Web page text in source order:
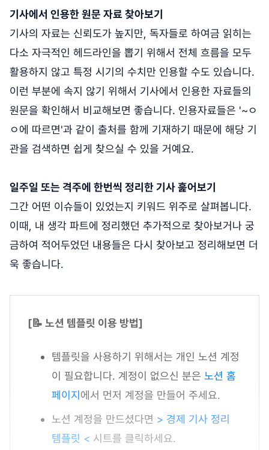
기사에서 인용한 원문 자료 찾아보기
기사의 자료는 신뢰도가 높지만, 독자들로 하여금 읽히는
다소 자극적인 헤드라인을 뽑기 위해서 전체 흐름을 모두
활용하지 않고 특정 시기의 수치만 인용할 수도 있습니다.
이런 부분에 속지 않기 위해서 기사에서 인용한 자료들의
원문을 확인해서 비교해보면 좋습니다. 인용자료들은 '~ㅇ
ㅇ에 따르면'과 같이 출처를 함께 기재하기 때문에 해당 기
관을 검색하면 쉽게 찾으실 수 있을 거예요.
일주일 또는 격주에 한번씩 정리한 기사 훑어보기
그간 어떤 이슈들이 있었는지 키워드 위주로 살펴봅니다.
이때, 내 생각 파트에 정리했던 추가적으로 찾아보거나 궁
금하여 적어두었던 내용들은 다시 찾아보고 정리해보면 더
욱 좋습니다.
[📝 노션 템플릿 이용 방법]
템플릿을 사용하기 위해서는 개인 노션 계정
이 필요합니다. 계정이 없으신 분은 노션 홈
페이지에서 먼저 계정을 만들어 주세요.
노션 계정을 만드셨다면 > 경제 기사 정리
템플릿 < 시트를 클릭하세요.